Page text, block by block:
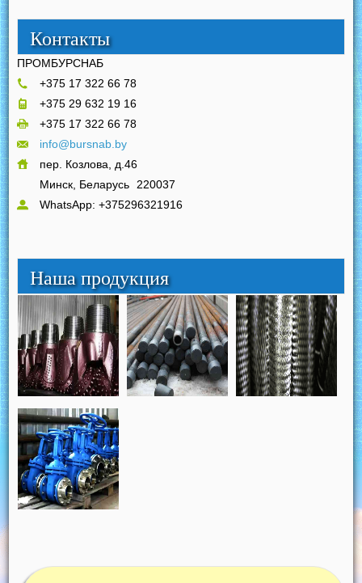
Контакты
ПРОМБУРСНАБ
+375 17 322 66 78
+375 29 632 19 16
+375 17 322 66 78
info@bursnab.by
пер. Козлова, д.46
Минск, Беларусь
220037
WhatsApp: +375296321916
Наша продукция